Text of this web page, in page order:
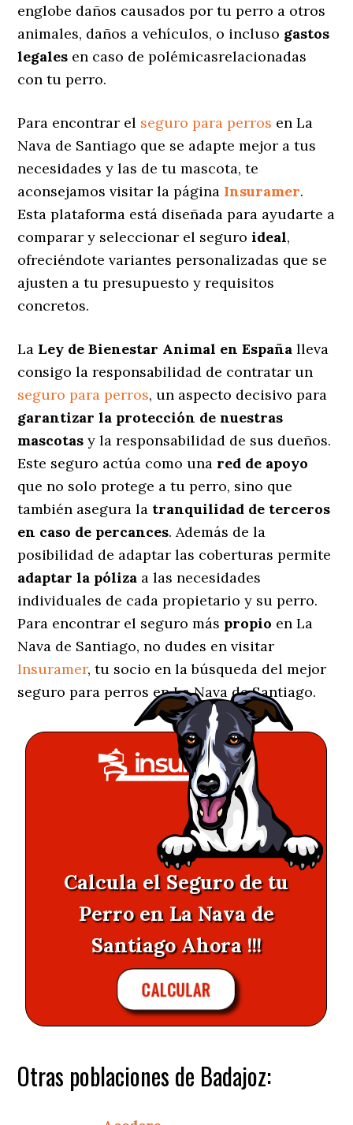
englobe daños causados por tu perro a otros
animales, daños a vehículos, o incluso gastos
legales en caso de polémicasrelacionadas
con tu perro.
Para encontrar el seguro para perros en La
Nava de Santiago que se adapte mejor a tus
necesidades y las de tu mascota, te
aconsejamos visitar la página Insuramer.
Esta plataforma está diseñada para ayudarte a
comparar y seleccionar el seguroideal,
ofreciéndote variantes personalizadas que se
ajusten a tu presupuesto y requisitos
concretos.
La Ley de Bienestar Animal en España lleva
consigo la responsabilidad de contratar un
seguro para perros, un aspecto decisivo para
garantizar la protección de nuestras
mascotas y la responsabilidad de sus dueños.
Este seguro actúa como una red de apoyo
que no solo protege a tu perro, sino que
también asegura la tranquilidad de terceros
en caso de percances. Además de la
posibilidad de adaptar las coberturas permite
adaptar la póliza a las necesidades
individuales de cada propietario y su perro.
Para encontrar el seguro más propio en La
Nava de Santiago, no dudes en visitar
Insuramer, tu socio en la búsqueda del mejor
seguro para perros en La Nava de Santiago.
Calcula el Seguro de tu
Perro en La Nava de
Santiago Ahora !!!
CALCULAR
Otras poblaciones de Badajoz: